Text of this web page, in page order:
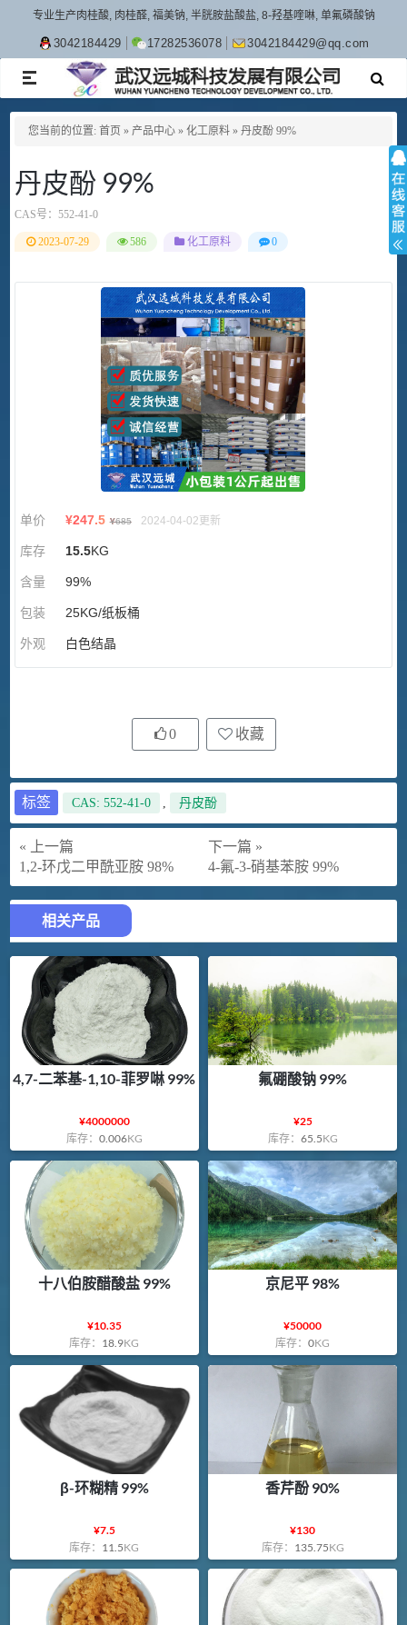
专业生产肉桂酸, 肉桂醛, 福美钠, 半胱胺盐酸盐, 8-羟基喹啉, 单氟磷酸钠
3042184429 17282536078 3042184429@qq.com
TOGGLE
NAVIGATION
您当前的位置: 首页 » 产品中心 » 化工原料 » 丹皮酚 99%
丹皮酚 99%
CAS号： 552-41-0
2023-07-29 586 化工原料 0
单价 ¥247.5 ¥685 2024-04-02更新
库存 15.5KG
含量 99%
包装 25KG/纸板桶
外观 白色结晶
0 收藏
标签 CAS: 552-41-0 , 丹皮酚
« 上一篇
1,2-环戊二甲酰亚胺 98%
下一篇 »
4-氟-3-硝基苯胺 99%
相关产品
4,7-二苯基-1,10-菲罗啉 99%
¥4000000
库存： 0.006KG
氟硼酸钠 99%
¥25
库存： 65.5KG
十八伯胺醋酸盐 99%
¥10.35
库存： 18.9KG
京尼平 98%
¥50000
库存：0KG
β-环糊精 99%
¥7.5
库存： 11.5KG
香芹酚 90%
¥130
库存： 135.75KG